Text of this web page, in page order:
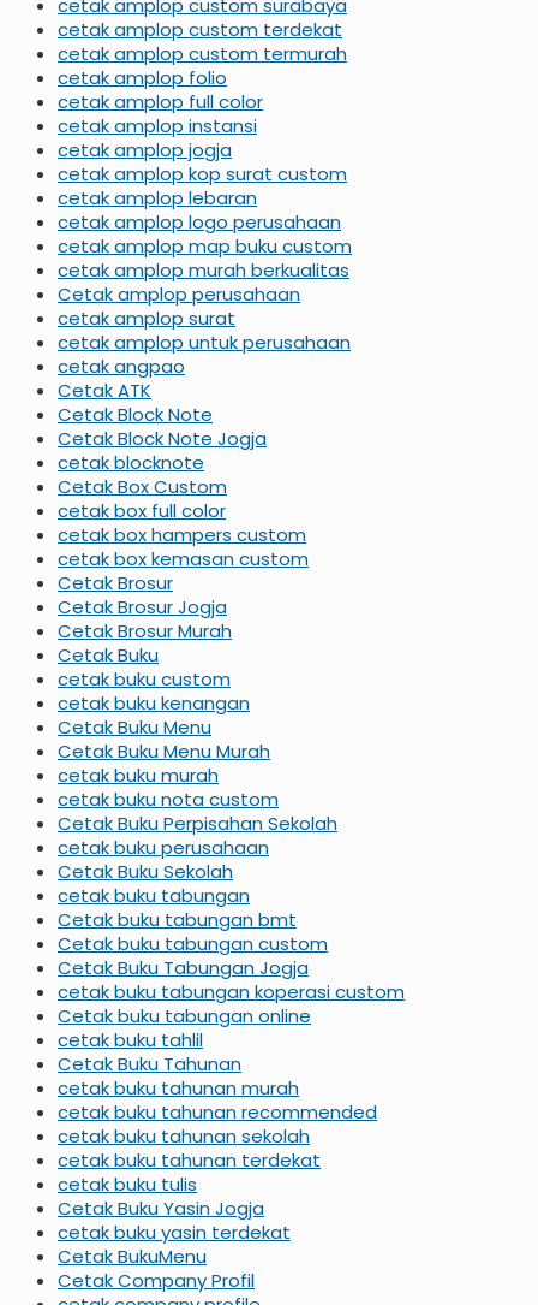
cetak amplop custom surabaya
cetak amplop custom terdekat
cetak amplop custom termurah
cetak amplop folio
cetak amplop full color
cetak amplop instansi
cetak amplop jogja
cetak amplop kop surat custom
cetak amplop lebaran
cetak amplop logo perusahaan
cetak amplop map buku custom
cetak amplop murah berkualitas
Cetak amplop perusahaan
cetak amplop surat
cetak amplop untuk perusahaan
cetak angpao
Cetak ATK
Cetak Block Note
Cetak Block Note Jogja
cetak blocknote
Cetak Box Custom
cetak box full color
cetak box hampers custom
cetak box kemasan custom
Cetak Brosur
Cetak Brosur Jogja
Cetak Brosur Murah
Cetak Buku
cetak buku custom
cetak buku kenangan
Cetak Buku Menu
Cetak Buku Menu Murah
cetak buku murah
cetak buku nota custom
Cetak Buku Perpisahan Sekolah
cetak buku perusahaan
Cetak Buku Sekolah
cetak buku tabungan
Cetak buku tabungan bmt
Cetak buku tabungan custom
Cetak Buku Tabungan Jogja
cetak buku tabungan koperasi custom
Cetak buku tabungan online
cetak buku tahlil
Cetak Buku Tahunan
cetak buku tahunan murah
cetak buku tahunan recommended
cetak buku tahunan sekolah
cetak buku tahunan terdekat
cetak buku tulis
Cetak Buku Yasin Jogja
cetak buku yasin terdekat
Cetak BukuMenu
Cetak Company Profil